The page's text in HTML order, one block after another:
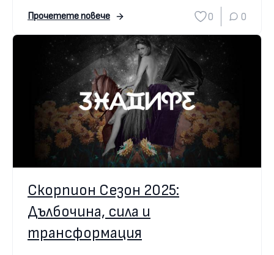
Прочетете повече 0 0
Скорпион Сезон 2025:
Дълбочина, сила и
трансформация